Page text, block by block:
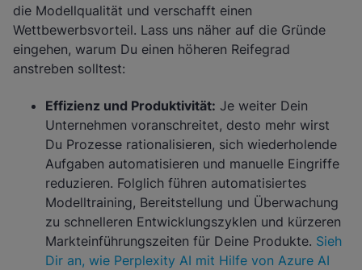
die Modellqualität und verschafft einen
Wettbewerbsvorteil. Lass uns näher auf die Gründe
eingehen, warum Du einen höheren Reifegrad
anstreben solltest:
Effizienz und Produktivität: Je weiter Dein
Unternehmen voranschreitet, desto mehr wirst
Du Prozesse rationalisieren, sich wiederholende
Aufgaben automatisieren und manuelle Eingriffe
reduzieren. Folglich führen automatisiertes
Modelltraining, Bereitstellung und Überwachung
zu schnelleren Entwicklungszyklen und kürzeren
Markteinführungszeiten für Deine Produkte. Sieh
Dir an, wie Perplexity AI mit Hilfe von Azure AI